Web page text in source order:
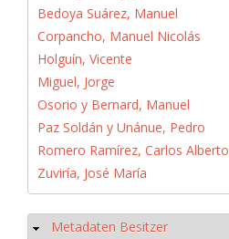
Bedoya Suárez, Manuel
Corpancho, Manuel Nicolás
Holguín, Vicente
Miguel, Jorge
Osorio y Bernard, Manuel
Paz Soldán y Unánue, Pedro
Romero Ramírez, Carlos Alberto
Zuviría, José María
Hide
Metadaten Besitzer